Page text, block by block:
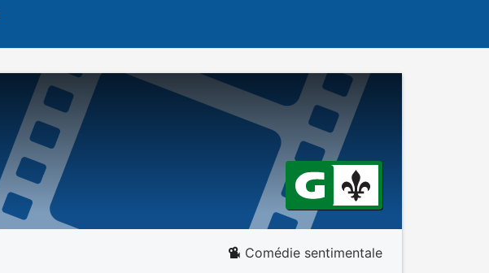
Comédie sentimentale